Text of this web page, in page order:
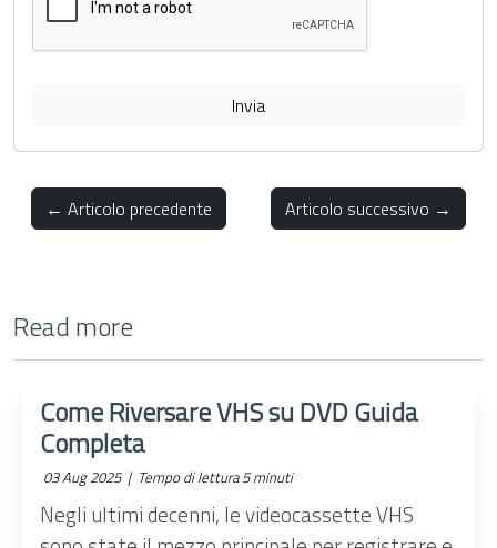
Invia
← Articolo precedente Articolo successivo →
Read more
Come Riversare VHS su DVD Guida
Completa
03 Aug 2025 | Tempo di lettura 5 minuti
Negli ultimi decenni, le videocassette VHS